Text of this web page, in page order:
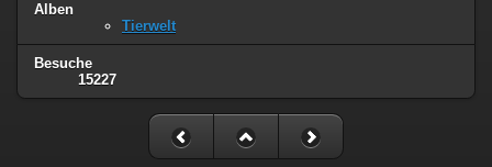
Alben
Tierwelt
Besuche
15227